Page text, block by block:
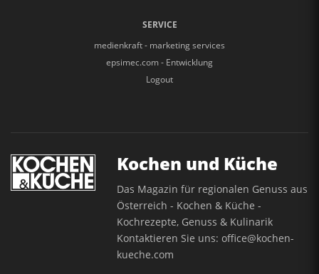
SERVICE
medienkraft - marketing services
epsimec.com - Entwicklung
Logout
Kochen und Küche
Das Magazin für regionalen Genuss aus
Österreich - Kochen & Küche -
Kochrezepte, Genuss & Kulinarik
Kontaktieren Sie uns:office@kochen-
kueche.com